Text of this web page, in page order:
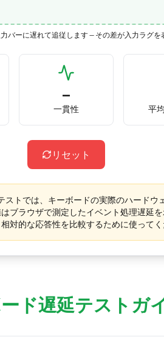
バーに遅れて追従します — その差が入力ラグを
—
一貫性 平
リセット
ストでは、キーボードの実際のハードウ
ブラウザで測定したイベント処理遅延
対的な応答性を比較するために使ってく
ド遅延テストガ